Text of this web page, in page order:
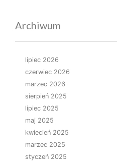
Archiwum
lipiec 2026
czerwiec 2026
marzec 2026
sierpień 2025
lipiec 2025
maj 2025
kwiecień 2025
marzec 2025
styczeń 2025